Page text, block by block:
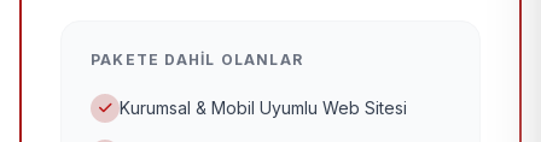
PAKETE DAHIL OLANLAR
Kurumsal & Mobil Uyumlu Web Sitesi